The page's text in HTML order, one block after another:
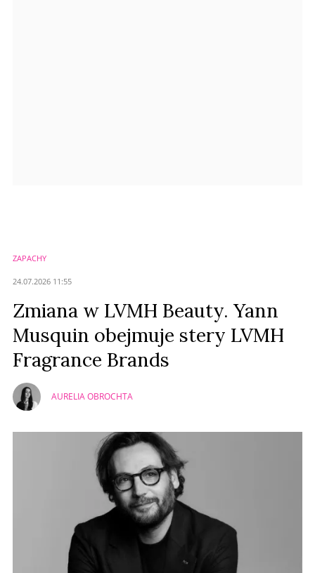
ZAPACHY
24.07.2026 11:55
Zmiana w LVMH Beauty. Yann
Musquin obejmuje stery LVMH
Fragrance Brands
AURELIA OBROCHTA